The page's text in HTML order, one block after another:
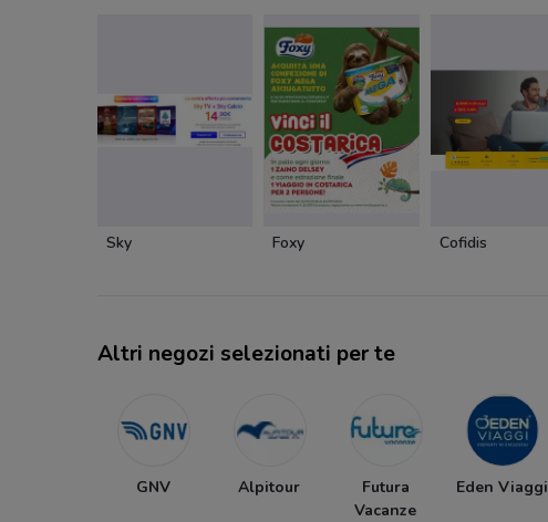
Sky Foxy Cofidis
Altri negozi selezionati per te
GNV Alpitour
Futura
Vacanze
Eden Viaggi